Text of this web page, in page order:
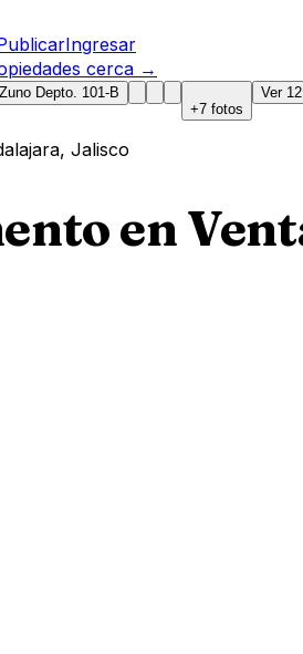
Ingresar
cerca →
+7 fotos
Ver 12
, Jalisco
en